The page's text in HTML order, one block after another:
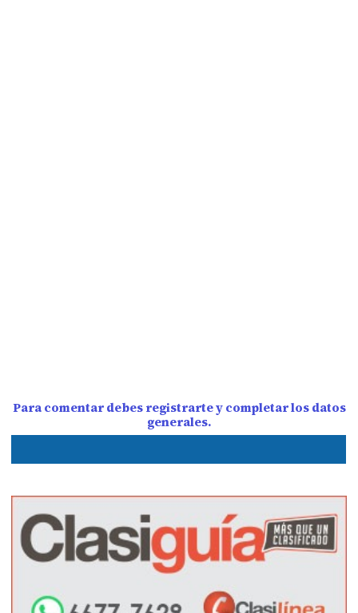
Para comentar debes registrarte y completar los datos
generales.